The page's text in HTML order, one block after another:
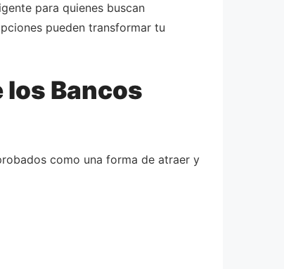
para quienes buscan
pueden transformar tu
los Bancos
como una forma de atraer y